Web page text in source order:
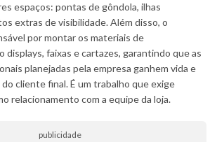
espaços: pontas de gôndola, ilhas
extras de visibilidade. Além disso, o
por montar os materiais de
displays, faixas e cartazes, garantindo que as
planejadas pela empresa ganhem vida e
cliente final. É um trabalho que exige
relacionamento com a equipe da loja.
publicidade